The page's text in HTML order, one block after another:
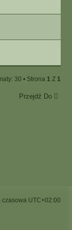
30 • Strona 1 Z 1
Przejdź Do
czasowa UTC+02:00